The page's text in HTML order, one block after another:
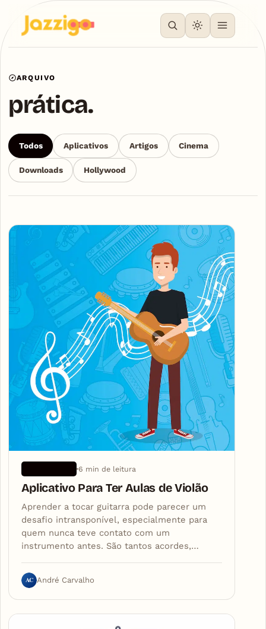
ARQUIVO
prática.
Todos Aplicativos Artigos Cinema
Downloads Hollywood
Articles
6 min de leitura
Aplicativo Para Ter Aulas de Violão
Aprender a tocar guitarra pode parecer um
desafio intransponível, especialmente para
quem nunca teve contato com um
instrumento antes. São tantos acordes,…
AC André Carvalho